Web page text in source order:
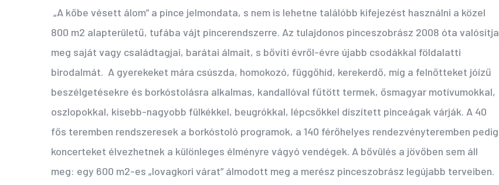
„A kőbe vésett álom” a pince jelmondata, s nem is lehetne találóbb kifejezést használni a közel
800 m2 alapterületű, tufába vájt pincerendszerre. Az tulajdonos pinceszobrász 2008 óta valósítja
meg saját vagy családtagjai, barátai álmait, s bővíti évről-évre újabb csodákkal földalatti
birodalmát. A gyerekeket mára csúszda, homokozó, függőhíd, kerekerdő, míg a felnőtteket jóízű
beszélgetésekre és borkóstolásra alkalmas, kandallóval fűtött termek, ősmagyar motívumokkal,
oszlopokkal, kisebb-nagyobb fülkékkel, beugrókkal, lépcsőkkel díszített pinceágak várják. A 40
fős teremben rendszeresek a borkóstoló programok, a 140 férőhelyes rendezvényteremben pedig
koncerteket élvezhetnek a különleges élményre vágyó vendégek. A bővülés a jövőben sem áll
meg: egy 600 m2-es „lovagkori várat” álmodott meg a merész pinceszobrász legújabb terveiben.